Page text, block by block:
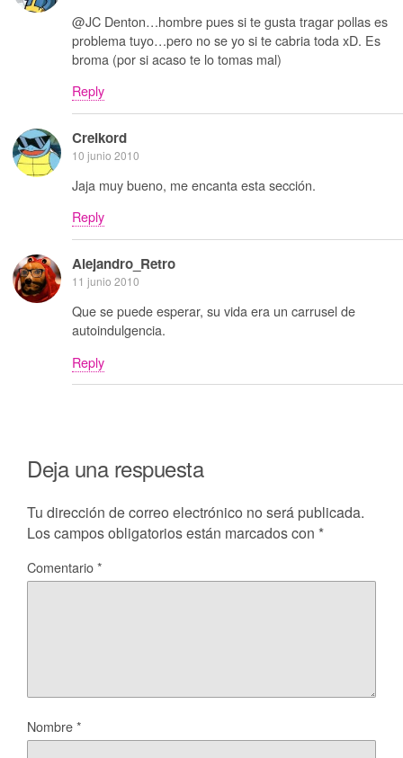
@JC Denton…hombre pues si te gusta tragar pollas es
problema tuyo…pero no se yo si te cabria toda xD. Es
broma (por si acaso te lo tomas mal)
Reply
Creikord
10 junio 2010
Jaja muy bueno, me encanta esta sección.
Reply
Alejandro_Retro
11 junio 2010
Que se puede esperar, su vida era un carrusel de
autoindulgencia.
Reply
Deja una respuesta
Tu dirección de correo electrónico no será publicada.
Los campos obligatorios están marcados con *
Comentario*
Nombre*